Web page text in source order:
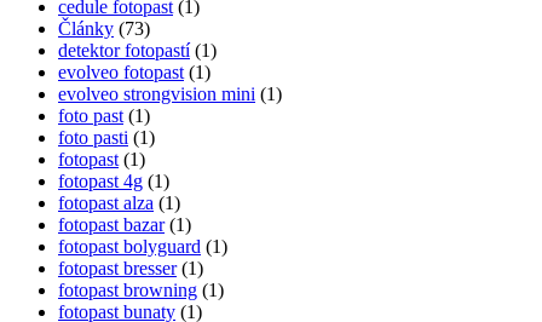
cedule fotopast (1)
Články (73)
detektor fotopastí(1)
evolveo fotopast (1)
evolveo strongvision mini (1)
foto past (1)
foto pasti (1)
fotopast (1)
fotopast 4g (1)
fotopast alza (1)
fotopast bazar(1)
fotopast bolyguard (1)
fotopast bresser(1)
fotopast browning (1)
fotopast bunaty (1)